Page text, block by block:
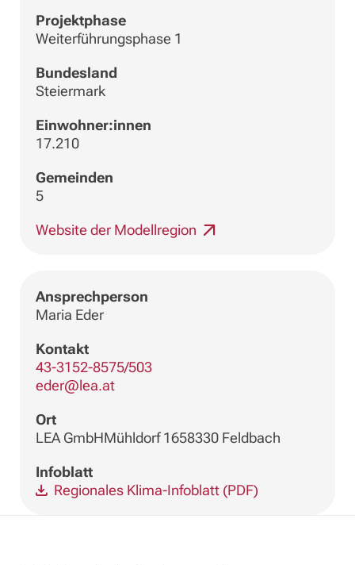
Projektphase
Weiterführungsphase 1
Bundesland
Steiermark
Einwohner:innen
17.210
Gemeinden
5
Website der Modellregion
Ansprechperson
Maria Eder
Kontakt
43-3152-8575/503
eder@lea.at
Ort
LEA GmbHMühldorf 1658330 Feldbach
Infoblatt
Regionales Klima-Infoblatt (PDF)